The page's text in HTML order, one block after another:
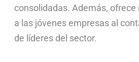
consolidadas. Además, ofrece
a las jóvenes empresas al
de líderes del sector.